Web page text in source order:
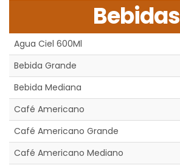
Bebidas
Agua Ciel 600Ml
Bebida Grande
Bebida Mediana
Café Americano
Café Americano Grande
Café Americano Mediano